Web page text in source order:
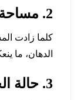
2. مساحة الجدران المطلية
كلما زادت
الدهان، ما
3. حالة الجدران